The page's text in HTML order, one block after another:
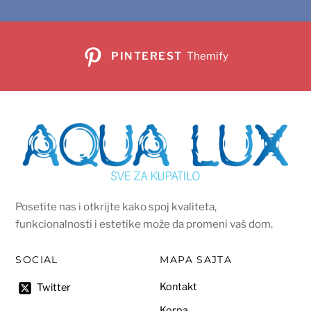
PINTEREST Themify
Posetite nas i otkrijte kako spoj kvaliteta,
funkcionalnosti i estetike može da promeni vaš dom.
SOCIAL
Twitter
MAPA SAJTA
Kontakt